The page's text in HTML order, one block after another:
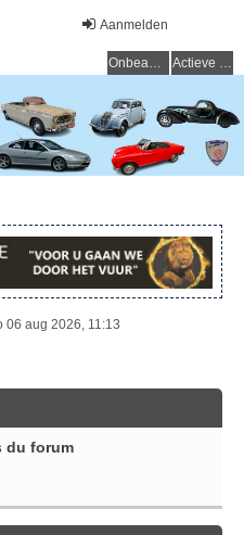
Aanmelden
Onbeantwoorde onderwerpen Actieve onderwerpen
06 aug 2026, 11:13
du forum